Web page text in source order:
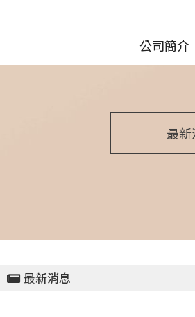
公司簡介
最
最新消息